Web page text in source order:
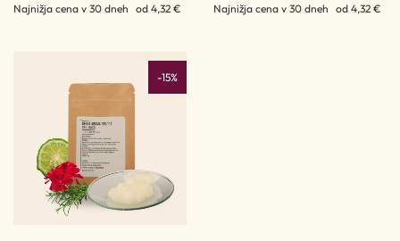
Najnižja cena v 30 dneh od 4,32 € Najnižja cena v 30 dneh od 4,32 €
-15%